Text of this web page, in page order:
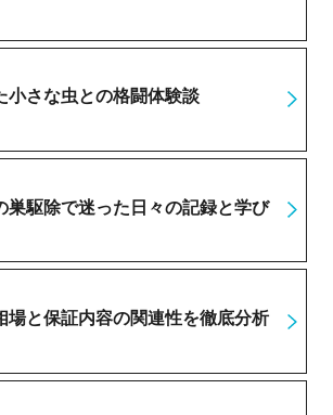
小さな虫との格闘体験談
巣駆除で迷った日々の記録と学び
場と保証内容の関連性を徹底分析